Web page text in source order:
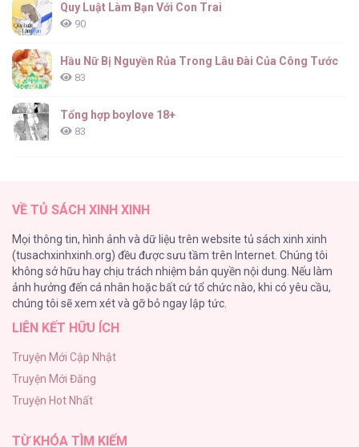
Quy Luật Làm Bạn Với Con Trai
90
Hầu Nữ Bị Nguyền Rủa Trong Lâu Đài Của Công Tước
83
Tổng hợp boylove 18+
83
82
TUYỂN TẬP MANHWA BÍ MẬT CƠ THỂ
74
Mối Tình Thầm Kín
Căn Nhà Của Dị Nhân
56
VỀ TỦ SÁCH XINH XINH
Mọi thông tin, hình ảnh và dữ liệu trên website tủ sách xinh xinh
(tusachxinhxinh.org) đều được sưu tầm trên Internet. Chúng tôi
không sở hữu hay chịu trách nhiệm bản quyền nội dung. Nếu làm
ảnh hưởng đến cá nhân hoặc bất cứ tổ chức nào, khi có yêu cầu,
chúng tôi sẽ xem xét và gỡ bỏ ngay lập tức.
LIÊN KẾT HỮU ÍCH
Truyện Mới Cập Nhật
Truyện Mới Đăng
Truyện Hot Nhất
TỪ KHÓA TÌM KIẾM